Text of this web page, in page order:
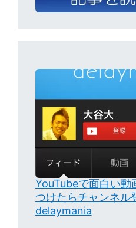
YouTubeで面白い動
つけたらチャンネル
delaymania